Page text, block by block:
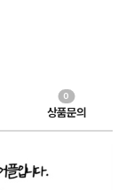
상품문의
0